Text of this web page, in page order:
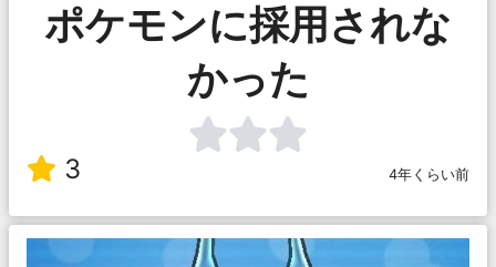
ポケモンに採用されな
かった
3 4年くらい前